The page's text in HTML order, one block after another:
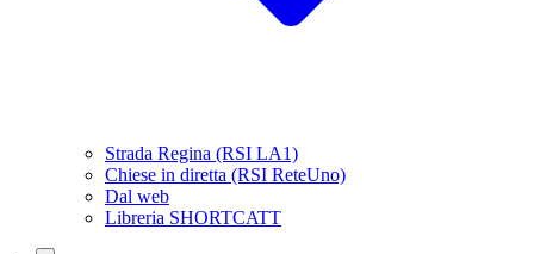
Strada Regina (RSI LA1)
Chiese in diretta (RSI ReteUno)
Dal web
Libreria SHORTCATT